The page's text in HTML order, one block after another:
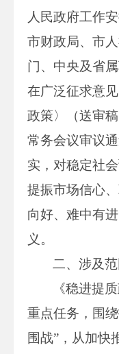
人民政府工作
市财政局、市
门、中央及省
在广泛征求意
政策〉（送审
常务会议审议
实，对稳定社
提振市场信心
向好、难中有
义。
二、涉及范
《稳进提
重点任务，围
围战”，从加快